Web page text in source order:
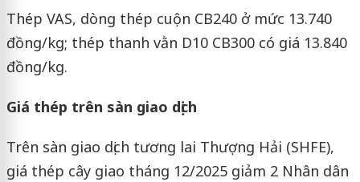
Thép VAS, dòng thép cuộn CB240 ở mức 13.740
đồng/kg; thép thanh vằn D10 CB300 có giá 13.840
đồng/kg.
Giá thép trên sàn giao dịch
Trên sàn giao dịch tương lai Thượng Hải (SHFE),
giá thép cây giao tháng 12/2025 giảm 2 Nhân dân